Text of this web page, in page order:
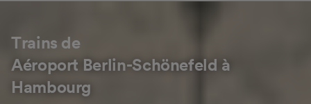
Trains de
Aéroport Berlin-Schönefeld à
Hambourg